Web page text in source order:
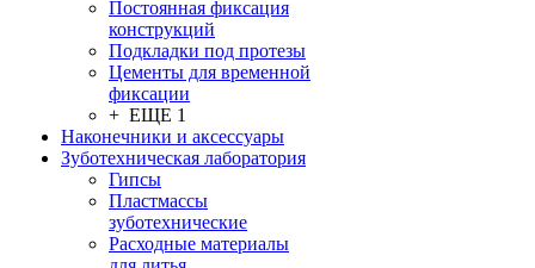
Постоянная фиксация
конструкций
Подкладки под протезы
Цементы для временной
фиксации
+ ЕЩЕ 1
Наконечники и аксессуары
Зуботехническая лаборатория
Гипсы
Пластмассы
зуботехнические
Расходные материалы